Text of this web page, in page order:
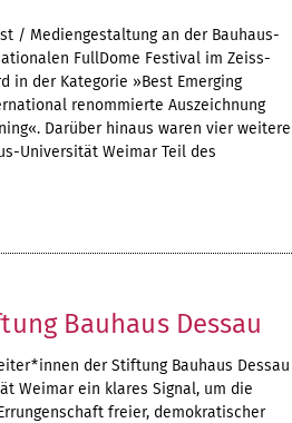
/ Mediengestaltung an der Bauhaus-
FullDome Festival im Zeiss-
in der Kategorie »Best Emerging
renommierte Auszeichnung
Darüber hinaus waren vier weitere
Universität Weimar Teil des
Bauhaus Dessau
der Stiftung Bauhaus Dessau
Weimar ein klares Signal, um die
freier, demokratischer